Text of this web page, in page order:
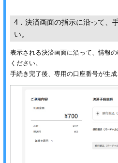
4．決済画面の指示に沿って、
い。
表示される決済画面に沿って、情報
ください。
手続き完了後、専用の口座番号が生成